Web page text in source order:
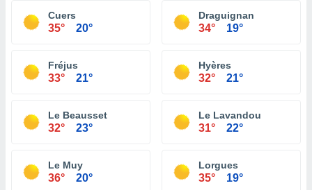
Cuers
35° 20°
Draguignan
34° 19°
Fréjus
33° 21°
Hyères
32° 21°
Le Beausset
32° 23°
Le Lavandou
31° 22°
Le Muy
36° 20°
Lorgues
35° 19°